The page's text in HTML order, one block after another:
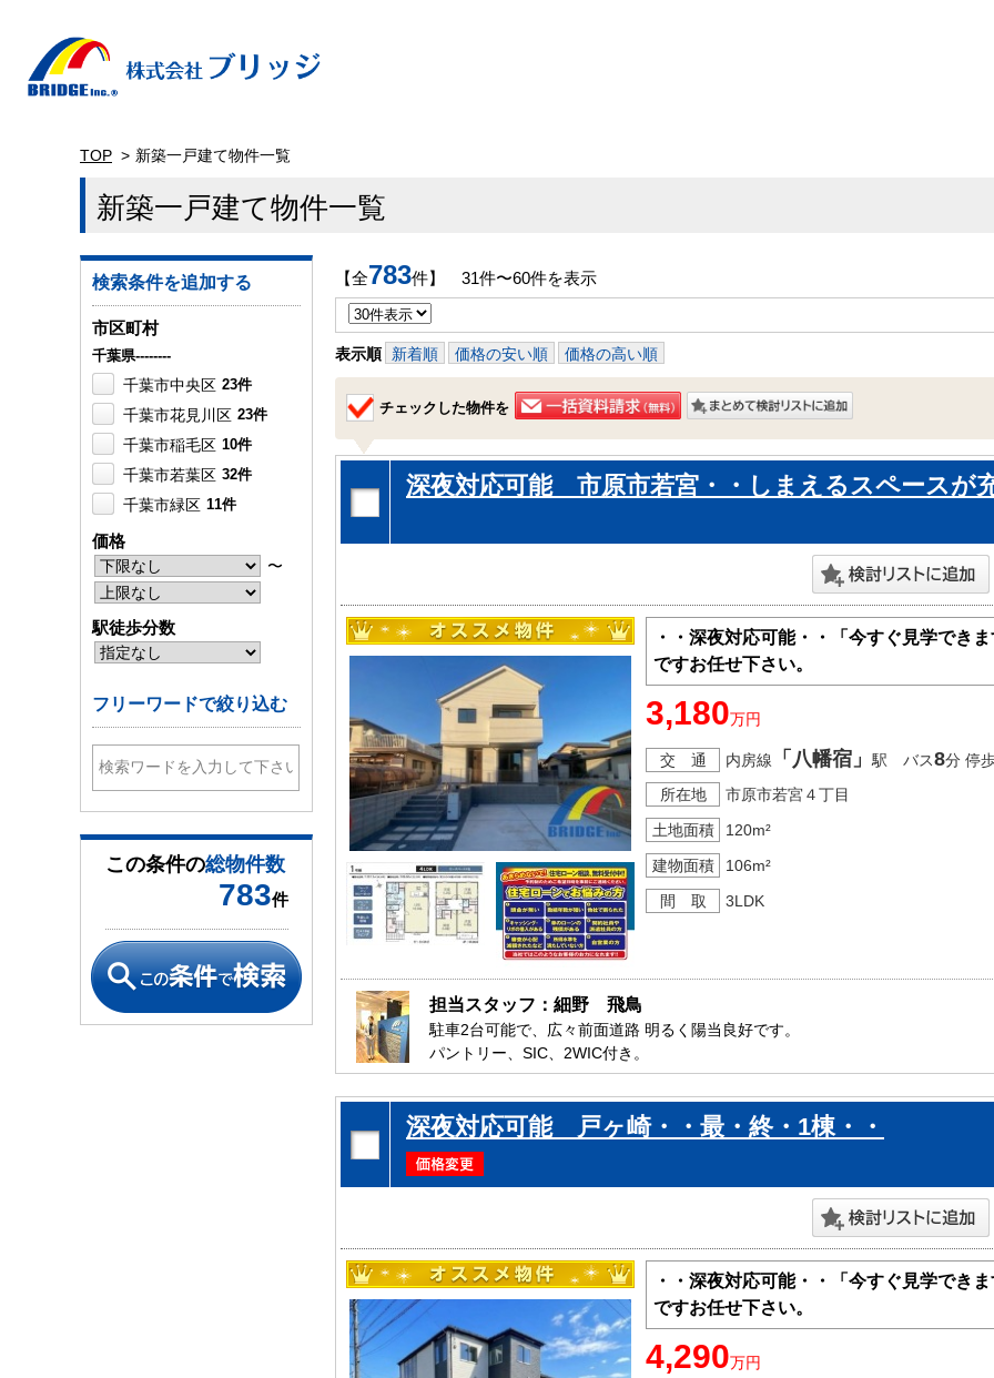
TOP 新築一戸建て物件一覧
新築一戸建て物件一覧
【全783件】 31件〜60件を表示
表示順 新着順 価格の安い順 価格の高い順
チェックした物件を
深夜対応可能 市原市若宮・・しまえるスペースが
・・深夜対応可能・・「今すぐ見学でき
ですお任せ下さい。
3,180万円
交 通 内房線 「八幡宿」駅 バス8分 停
所在地
市原市若宮４丁目
土地面積
120m²
建物面積
106m²
間 取
3LDK
担当スタッフ：細野　飛鳥
駐車2台可能で、広々前面道路 明るく陽当良好です。
パントリー、SIC、2WIC付き。
またコンビニが徒歩圏内で、急なお買い物にもとっても便利です。
是非、市原市内で新築一戸建てをお探しの方はお気軽にお問い合わせ下さい。
お待ちしております。
深夜対応可能 戸ヶ崎・・最・終・1棟・・
・・深夜対応可能・・「今すぐ見学でき
ですお任せ下さい。
4,290万円
検索条件を追加する
市区町村
千葉県--------
千葉市中央区 23件
千葉市花見川区 23件
千葉市稲毛区 10件
千葉市若葉区 32件
千葉市緑区 11件
千葉市美浜区
木更津市
市原市
君津市
富津市
袖ケ浦市 8件
八街市 2件
富里市 10件
市川市 53件
船橋市 105件
成田市 12件
大網白里市 1件
習志野市 19件
価格
〜
駅徒歩分数
フリーワードで絞り込む
この条件の総物件数
783件